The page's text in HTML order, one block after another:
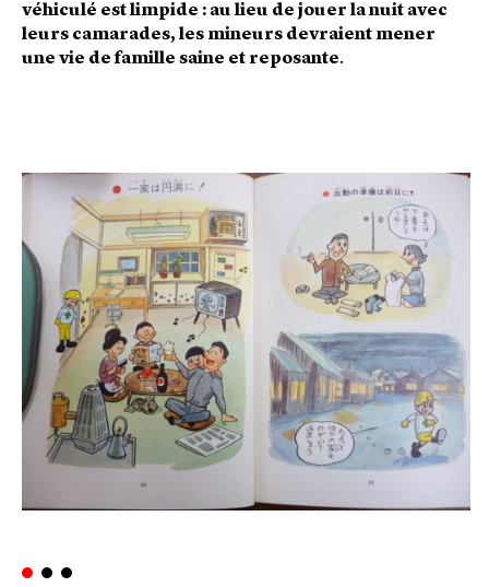
véhiculé est limpide : au lieu de jouer la nuit avec
leurs camarades, les mineurs devraient mener
une vie de famille saine et reposante.